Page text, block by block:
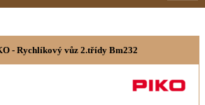
- Rychlíkový vůz 2.třídy Bm232